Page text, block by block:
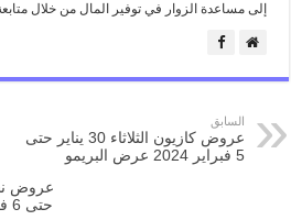
إلى مساعدة الزوار في توفير المال من خلال
السابق
عروض كازيون الثلاثاء 30 يناير حتى
5 فبراير 2024 عرض البريمو
حتى 6 فبراير 2024 اشتر بالجملة